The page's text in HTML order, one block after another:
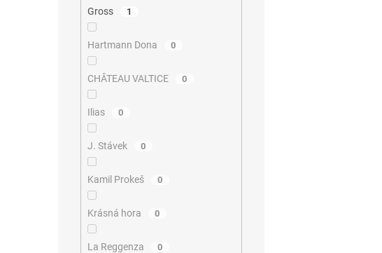
Gross 1
Hartmann Dona 0
CHÂTEAU VALTICE 0
Ilias 0
J. Stávek 0
Kamil Prokeš 0
Krásná hora 0
La Reggenza 0